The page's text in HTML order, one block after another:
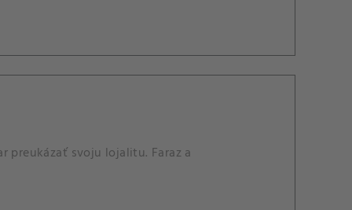
preukázať svoju lojalitu. Faraz a